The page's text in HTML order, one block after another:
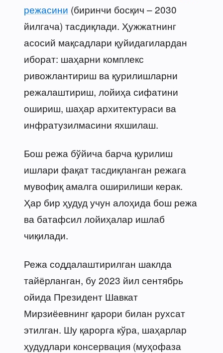
режасини (биринчи босқич – 2030
йилгача) тасдиқлади. Ҳужжатнинг
асосий мақсадлари қуйидагилардан
иборат: шаҳарни комплекс
ривожлантириш ва қурилишларни
режалаштириш, лойиҳа сифатини
ошириш, шаҳар архитектураси ва
инфратузилмасини яхшилаш.
Бош режа бўйича барча қурилиш
ишлари фақат тасдиқланган режага
мувофиқ амалга оширилиши керак.
Ҳар бир ҳудуд учун алоҳида бош режа
ва батафсил лойиҳалар ишлаб
чиқилади.
Режа соддалаштирилган шаклда
тайёрланган, бу 2023 йил сентябрь
ойида Президент Шавкат
Мирзиёевнинг қарори билан рухсат
этилган. Шу қарорга кўра, шаҳарлар
ҳудудлари консервация (муҳофаза